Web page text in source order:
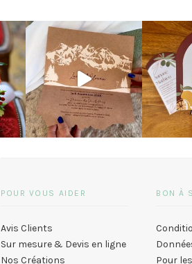
POUR VOUS AIDER
Avis Clients
Sur mesure & Devis en ligne
Nos Créations
BON À
Pour